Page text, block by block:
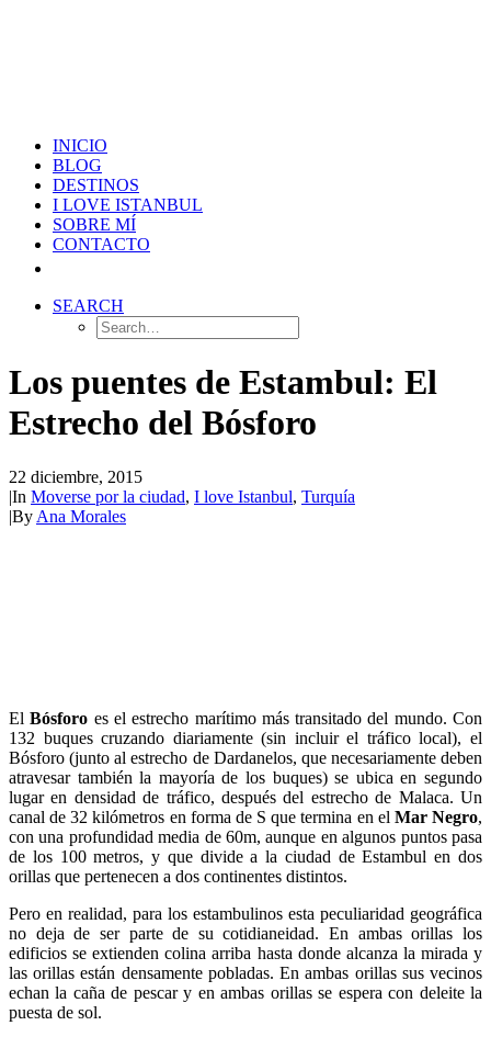
INICIO
BLOG
DESTINOS
I LOVE ISTANBUL
SOBRE MÍ
CONTACTO
SEARCH
Los puentes de Estambul: El
Estrecho del Bósforo
22 diciembre, 2015
|In Moverse por la ciudad, I love Istanbul, Turquía
|By Ana Morales
ElBósforo es el estrecho marítimo más transitado del mundo. Con
132 buques cruzando diariamente (sin incluir el tráfico local), el
Bósforo (junto al estrecho de Dardanelos, que necesariamente deben
atravesar también la mayoría de los buques) se ubica en segundo
lugar en densidad de tráfico, después del estrecho de Malaca. Un
canal de 32 kilómetros en forma de S que termina en el Mar Negro,
con una profundidad media de 60m, aunque en algunos puntos pasa
de los 100 metros, y que divide a la ciudad de Estambul en dos
orillas que pertenecen a dos continentes distintos.
Pero en realidad, para los estambulinos esta peculiaridad geográfica
no deja de ser parte de su cotidianeidad. En ambas orillas los
edificios se extienden colina arriba hasta donde alcanza la mirada y
las orillas están densamente pobladas. En ambas orillas sus vecinos
echan la caña de pescar y en ambas orillas se espera con deleite la
puesta de sol.